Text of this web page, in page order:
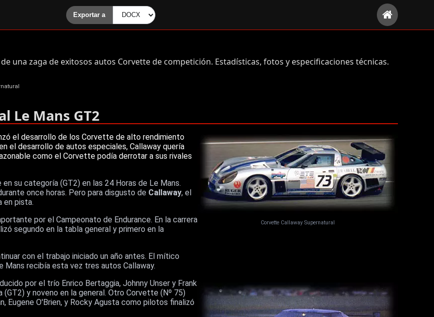
una zaga de exitosos autos Corvette de competición. Estadísticas, fotos y especificaciones técnicas.
Le Mans GT2
Corvette Callaway Supernatural
el desarrollo de los Corvette de alto rendimiento
el desarrollo de autos especiales, Callaway quería
como el Corvette podía derrotar a sus rivales
su categoría (GT2) en las 24 Horas de Le Mans.
once horas. Pero para disgusto de Callaway, el
en pista.
por el Campeonato de Endurance. En la carrera
segundo en la tabla general y primero en la
con el trabajo iniciado un año antes. El mítico
Mans recibía esta vez tres autos Callaway.
por el trío Enrico Bertaggia, Johnny Unser y Frank
y noveno en la general. Otro Corvette (Nº 75)
Eugene O'Brien, y Rocky Agusta como pilotos finalizó